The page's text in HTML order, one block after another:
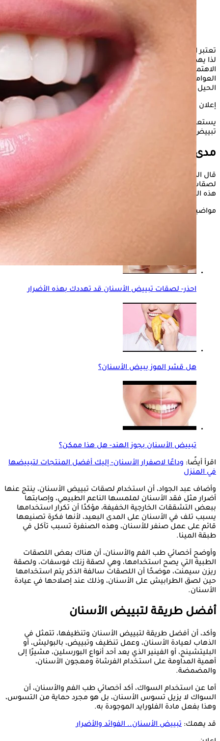
تعتبر الأسنان من الأمور الهامة لتحسين الصورة الذاتية للشخص،
لذا يهدف الجميع للحصول على أسنان نظيفة، بالإضافة إلى
الاهتمام بعدم الإضرار بصحتها، ولكن بسبب التعرض للكثير من
العوامل تتأثر درجة نصاعة الأسنان، ليلجأ البعض إلى استخدام
الحيل المختلفة لإعادة لطبيعتها.
إعلان
يستعرض "الكونسلتو" في السطور التالية، مدى فعالية لصقات
تبييض الأسنان، مع توضيح كيفية استخدامها.
مدى فعالية لصقات تبييض الأسنان
قال الدكتور مروان عبد الجواد، أخصائي طب الفم والأسنان، إن
لصقات
التي ظهرت حديثًا ما هي إلى تسويق لمثل
هذه المنتجات، موضحًا أن ليس لها أي جدوى في تنظيف الأسنان.
مواضيع ذات صلة
احذر- لصقات تبييض الأسنان قد تهددك بهذه الأضرار
هل قشر الموز يبيض الأسنان؟
تبييض الأسنان بجوز الهند- هل هذا ممكن؟
اقرأ أيضًا: وداعًا لاصفرار الأسنان- إليك أفضل المنتجات لتبييضها
في المنزل
وأضاف عبد الجواد، أن استخدام لصقات تبييض الأسنان، ينتج عنها
أضرار مثل فقد الأسنان لملمسها الناعم الطبيعي، وإصابتها
ببعض التشققات الخارجية الخفيفة، مؤكدًا أن تكرار استخدامها
يسبب تلف في الأسنان على المدى البعيد، لأنها فكرة تصنيعها
قائم على عمل صنفر للأسنان، وهذه الصنفرة تسبب تآكل في
طبقة المينا.
وأوضح أخصائي طب الفم والأسنان، أن هناك بعض اللصقات
الطبية التي يصح استخدامها، وهي لصقة زنك فوسفات، ولصقة
ريزن سيمنت، موضحًا أن اللصقات سالفة الذكر يتم استخدامها
حين لصق الطرابيش على الأسنان، وذلك عند إصلاحها في عيادة
الأسنان.
أفضل طريقة لتبييض الأسنان
وأكد، أن أفضل طريقة لتبييض الأسنان وتنظيفها، تتمثل في
الذهاب لعيادة الأسنان، وعمل تنظيف وتبييض، بالبوليش، أو
البليتشينج، أو الفينير الذي يعد أحد أنواع البورسلين، مشيرًا إلى
أهمية المداومة على استخدام الفرشاة ومعجون الأسنان،
والمضمضة.
أما عن استخدام السواك، أكد أخصائي طب الفم والأسنان، أن
السواك لا يزيل تسوس الأسنان، بل هو مجرد حماية من التسوس،
وهذا بفعل مادة الفلورايد الموجودة به.
قد يهمك: تبييض الأسنان.. الفوائد والأضرار